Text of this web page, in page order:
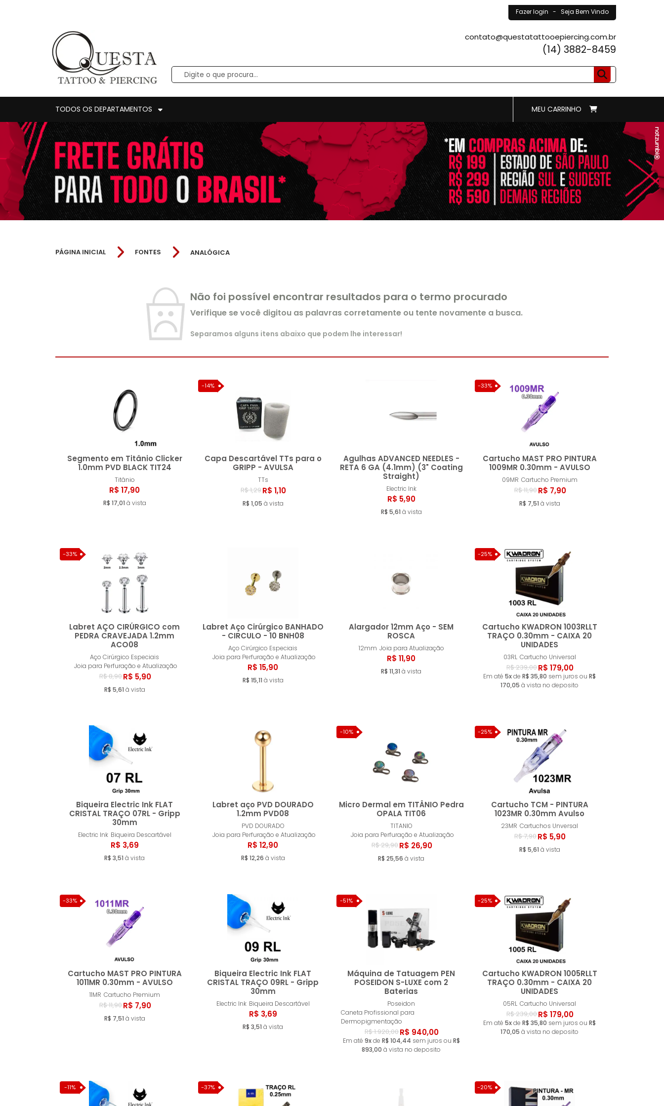
Fazer login - Seja Bem Vindo
contato@questatattooepiercing.com.br
(14) 3882-8459
TODOS OS DEPARTAMENTOS MEU CARRINHO
PÁGINA INICIAL FONTES ANALÓGICA
Não foi possível encontrar resultados para o termo procurado
Verifique se você digitou as palavras corretamente ou tente novamente a busca.
Separamos alguns itens abaixo que podem lhe interessar!
Segmento em Titânio Clicker
1.0mm PVD BLACK TIT24
Titânio
R$ 17,90
R$ 17,01 à vista
Comprar
-14%
Capa Descartável TTs para o
GRIPP - AVULSA
TTs
R$ 1,29R$ 1,10
R$ 1,05 à vista
Comprar
Agulhas ADVANCED NEEDLES -
RETA 6 GA (4.1mm) (3" Coating
Straight)
Electric Ink
R$ 5,90
R$ 5,61 à vista
Comprar
-33%
Cartucho MAST PRO PINTURA
1009MR 0.30mm - AVULSO
09MR Cartucho Premium
R$ 11,90R$ 7,90
R$ 7,51 à vista
Comprar
-33%
Labret AÇO CIRÚRGICO com
PEDRA CRAVEJADA 1.2mm
ACO08
Aço Cirúrgico Especiais
Joia para Perfuração e Atualização
R$ 8,90R$ 5,90
R$ 5,61 à vista
Comprar
Labret Aço Cirúrgico BANHADO
- CIRCULO - 10 BNH08
Aço Cirúrgico Especiais
Joia para Perfuração e Atualização
R$ 15,90
R$ 15,11 à vista
Comprar
Alargador 12mm Aço - SEM
ROSCA
12mm Joia para Atualização
R$ 11,90
R$ 11,31 à vista
Comprar
-25%
Cartucho KWADRON 1003RLLT
TRAÇO 0.30mm - CAIXA 20
UNIDADES
03RL Cartucho Universal
R$ 239,00R$ 179,00
Em até 5xde R$ 35,80 sem juros ou R$
170,05 à vista no deposito
Comprar
Biqueira Electric Ink FLAT
CRISTAL TRAÇO 07RL - Gripp
30mm
Electric Ink Biqueira Descartável
R$ 3,69
R$ 3,51 à vista
Comprar
Labret aço PVD DOURADO
1.2mm PVD08
PVD DOURADO
Joia para Perfuração e Atualização
R$ 12,90
R$ 12,26 à vista
Comprar
-10%
Micro Dermal em TITÂNIO Pedra
OPALA TIT06
TITANIO
Joia para Perfuração e Atualização
R$ 29,90R$ 26,90
R$ 25,56 à vista
Comprar
-25%
Cartucho TCM - PINTURA
1023MR 0.30mm Avulso
23MR Cartuchos Unversal
R$ 7,90R$ 5,90
R$ 5,61 à vista
Comprar
-33%
Cartucho MAST PRO PINTURA
1011MR 0.30mm - AVULSO
11MR Cartucho Premium
R$ 11,90R$ 7,90
R$ 7,51 à vista
Comprar
Biqueira Electric Ink FLAT
CRISTAL TRAÇO 09RL - Gripp
30mm
Electric Ink Biqueira Descartável
R$ 3,69
R$ 3,51 à vista
Comprar
-51%
Máquina de Tatuagem PEN
POSEIDON S-LUXE com 2
Baterias
Poseidon
Caneta Profissional para
Dermopigmentação
R$ 1.920,00R$ 940,00
Em até 9xde R$ 104,44 sem juros ou R$
893,00 à vista no deposito
Comprar
-25%
Cartucho KWADRON 1005RLLT
TRAÇO 0.30mm - CAIXA 20
UNIDADES
05RL Cartucho Universal
R$ 239,00R$ 179,00
Em até 5xde R$ 35,80 sem juros ou R$
170,05 à vista no deposito
Comprar
-11% -37% -20%